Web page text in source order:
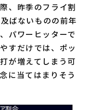
、昨季のフライ割
ばないものの前年
パワーヒッターで
すだけでは、ポッ
が増えてしまう可
に当てはまりそう